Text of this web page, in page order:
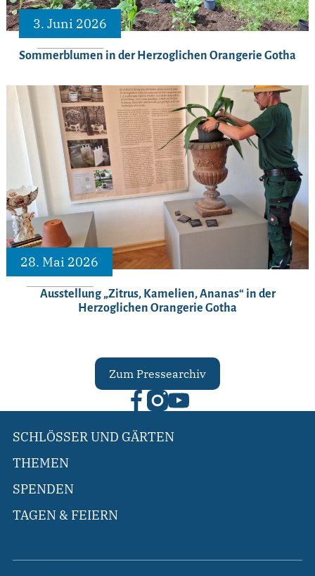
3. Juni 2026
Sommerblumen in der Herzoglichen Orangerie Gotha
28. Mai 2026
Ausstellung „Zitrus, Kamelien, Ananas“ in der
Herzoglichen Orangerie Gotha
Zum Pressearchiv
SCHLÖSSER UND GÄRTEN
THEMEN
SPENDEN
TAGEN & FEIERN